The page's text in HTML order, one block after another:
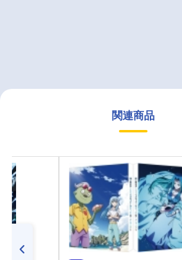
関連商品